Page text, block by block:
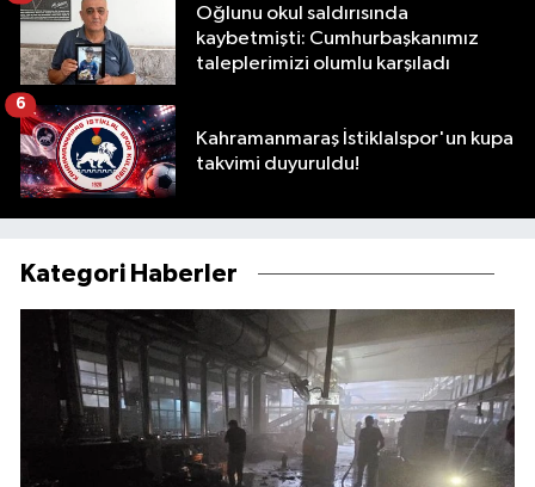
Oğlunu okul saldırısında
kaybetmişti: Cumhurbaşkanımız
taleplerimizi olumlu karşıladı
Kahramanmaraş İstiklalspor'un kupa
takvimi duyuruldu!
6
Kategori Haberler